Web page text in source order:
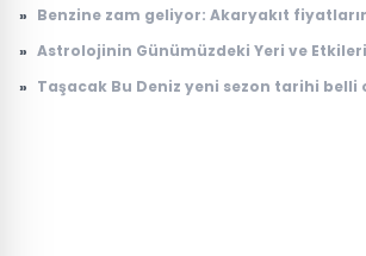
» Benzine zam geliyor: Akaryakıt
» Astrolojinin Günümüzdeki Yeri ve Etkileri
» Taşacak Bu Deniz yeni sezon tarihi belli